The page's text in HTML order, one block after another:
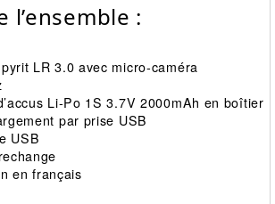
l’ensemble :
LR 3.0 avec micro‐caméra
Li‐Po 1S 3.7V 2000mAh en boîtier
par prise USB
USB
en français